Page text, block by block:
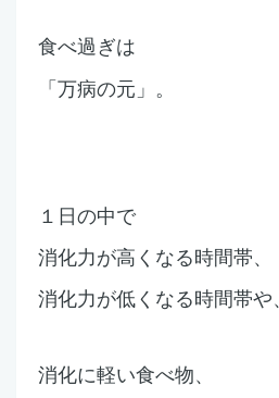
食べ過ぎは
「万病の元」。
１日の中で
消化力が高くなる時間帯、
消化力が低くなる時間帯や、
消化に軽い食べ物、